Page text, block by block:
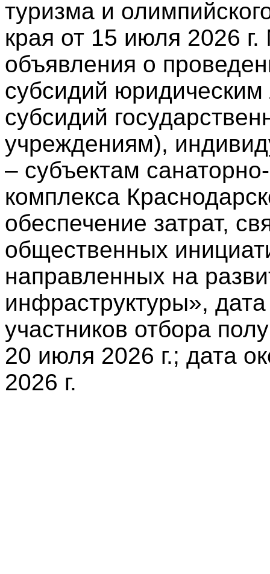
туризма и
края от 15 июля 2026
объявления о
субсидий
субсидий
учреждениям),
– субъектам
комплекса
обеспечение затрат,
общественных
направленных на
инфраструктуры»,
участников отбора
20 июля 2026 г.; дата
2026 г.